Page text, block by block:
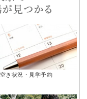
空き状況・見学予約